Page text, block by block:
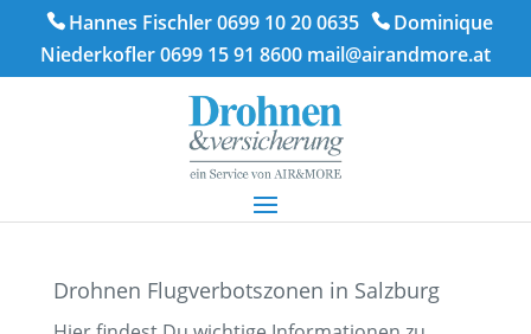
Hannes Fischler 0699 10 20 0635
Dominique
Niederkofler 0699 15 91 8600 mail@airandmore.at
Drohnen Flugverbotszonen in Salzburg